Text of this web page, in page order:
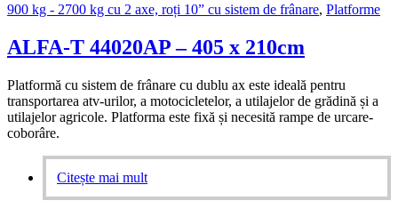
900 kg - 2700 kg cu 2 axe, roți 10” cu sistem de frânare, Platforme
ALFA-T 44020AP – 405 x 210cm
Platformă cu sistem de frânare cu dublu ax este ideală pentru
transportarea atv-urilor, a motocicletelor, a utilajelor de grădină și a
utilajelor agricole. Platforma este fixă și necesită rampe de urcare-
coborâre.
Citește mai mult